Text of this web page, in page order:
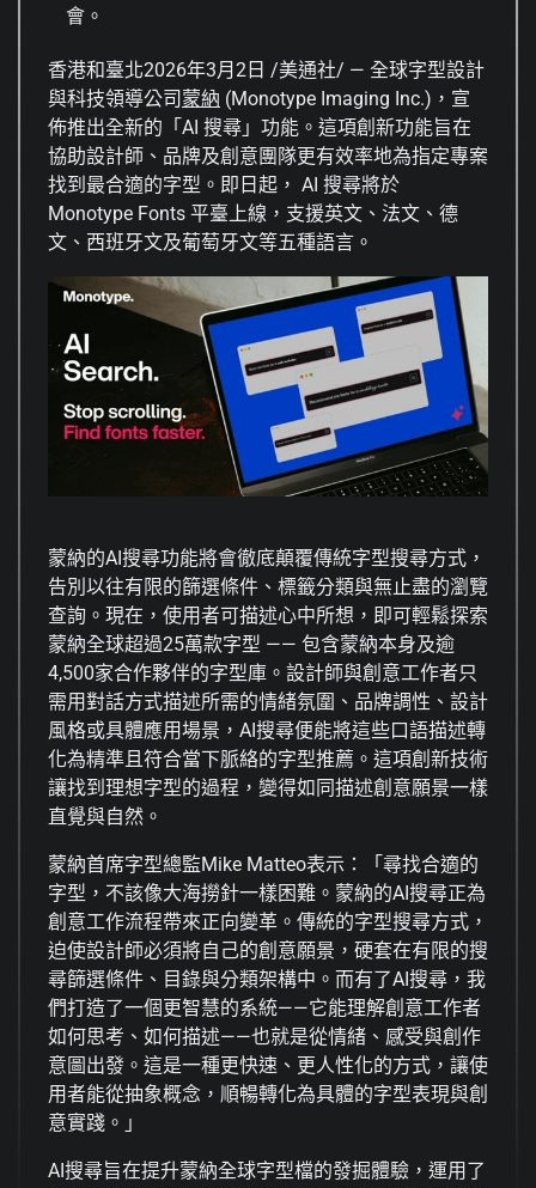
會。
香港和臺北2026年3月2日 /美通社/ — 全球字型設計
與科技領導公司 蒙納 (Monotype Imaging Inc.)，宣
佈推出全新的「AI 搜尋」功能。這項創新功能旨在
協助設計師、品牌及創意團隊更有效率地為指定專案
找到最合適的字型。即日起， AI 搜尋將於
Monotype Fonts 平臺上線，支援英文、法文、德
文、西班牙文及葡萄牙文等五種語言。
蒙納的AI搜尋功能將會徹底顛覆傳統字型搜尋方式，
告別以往有限的篩選條件、標籤分類與無止盡的瀏覽
查詢。現在，使用者可描述心中所想，即可輕鬆探索
蒙納全球超過25萬款字型 —— 包含蒙納本身及逾
4,500家合作夥伴的字型庫。設計師與創意工作者只
需用對話方式描述所需的情緒氛圍、品牌調性、設計
風格或具體應用場景，AI搜尋便能將這些口語描述轉
化為精準且符合當下脈絡的字型推薦。這項創新技術
讓找到理想字型的過程，變得如同描述創意願景一樣
直覺與自然。
蒙納首席字型總監Mike Matteo表示：「尋找合適的
字型，不該像大海撈針一樣困難。蒙納的AI搜尋正為
創意工作流程帶來正向變革。傳統的字型搜尋方式，
迫使設計師必須將自己的創意願景，硬套在有限的搜
尋篩選條件、目錄與分類架構中。而有了AI搜尋，我
們打造了一個更智慧的系統——它能理解創意工作者
如何思考、如何描述——也就是從情緒、感受與創作
意圖出發。這是一種更快速、更人性化的方式，讓使
用者能從抽象概念，順暢轉化為具體的字型表現與創
意實踐。」
AI搜尋旨在提升蒙納全球字型檔的發掘體驗，運用了